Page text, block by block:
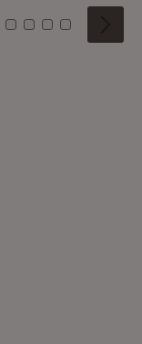
6 7 8 9
Kachel: 10
Zu Kachel: 11
Zu Kachel: 12
Zu Kachel:
Zu